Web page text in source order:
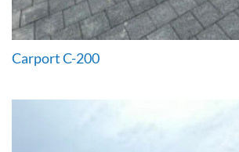
Carport C-200